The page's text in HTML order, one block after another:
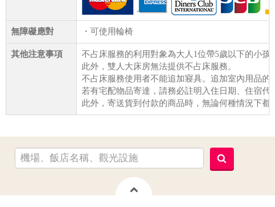
無障礙應對 ・可使用輪椅
其他注意事項
不占床服務的利用對象為大人1位帶5歲以下的小孩
此外，雙人大床房無法提供不占床服務。
不占床服務使用者不能追加寢具。追加室內用品的
若有宅配物品寄達，請務必註明入住日期、住宿
此外，寄送貨到付款的商品時，無論何種情況下都